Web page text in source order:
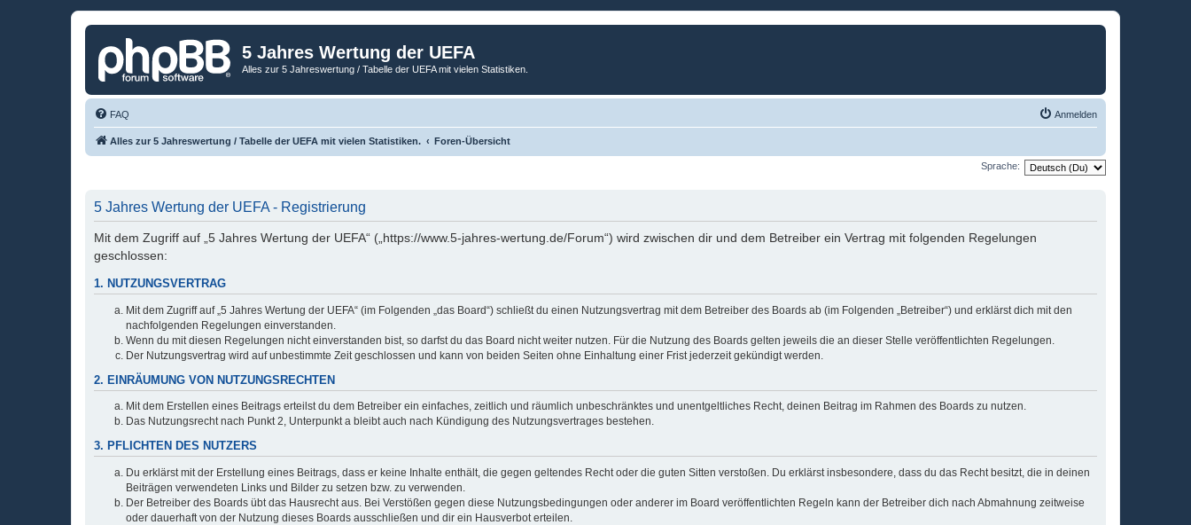
5 Jahres Wertung der UEFA
Alles zur 5 Jahreswertung / Tabelle der UEFA mit vielen Statistiken.
FAQ Anmelden
Alles zur 5 Jahreswertung / Tabelle der UEFA mit vielen Statistiken. Foren-Übersicht
Sprache:
5 Jahres Wertung der UEFA - Registrierung
Mit dem Zugriff auf „5 Jahres Wertung der UEFA“ („https://www.5-jahres-wertung.de/Forum“) wird zwischen dir und dem Betreiber ein Vertrag mit folgenden Regelungen
geschlossen:
1. NUTZUNGSVERTRAG
Mit dem Zugriff auf „5 Jahres Wertung der UEFA“ (im Folgenden „das Board“) schließt du einen Nutzungsvertrag mit dem Betreiber des Boards ab (im Folgenden „Betreiber“) und erklärst dich mit den
nachfolgenden Regelungen einverstanden.
Wenn du mit diesen Regelungen nicht einverstanden bist, so darfst du das Board nicht weiter nutzen. Für die Nutzung des Boards gelten jeweils die an dieser Stelle veröffentlichten Regelungen.
Der Nutzungsvertrag wird auf unbestimmte Zeit geschlossen und kann von beiden Seiten ohne Einhaltung einer Frist jederzeit gekündigt werden.
2. EINRÄUMUNG VON NUTZUNGSRECHTEN
Mit dem Erstellen eines Beitrags erteilst du dem Betreiber ein einfaches, zeitlich und räumlich unbeschränktes und unentgeltliches Recht, deinen Beitrag im Rahmen des Boards zu nutzen.
Das Nutzungsrecht nach Punkt 2, Unterpunkt a bleibt auch nach Kündigung des Nutzungsvertrages bestehen.
3. PFLICHTEN DES NUTZERS
Du erklärst mit der Erstellung eines Beitrags, dass er keine Inhalte enthält, die gegen geltendes Recht oder die guten Sitten verstoßen. Du erklärst insbesondere, dass du das Recht besitzt, die in deinen
Beiträgen verwendeten Links und Bilder zu setzen bzw. zu verwenden.
Der Betreiber des Boards übt das Hausrecht aus. Bei Verstößen gegen diese Nutzungsbedingungen oder anderer im Board veröffentlichten Regeln kann der Betreiber dich nach Abmahnung zeitweise
oder dauerhaft von der Nutzung dieses Boards ausschließen und dir ein Hausverbot erteilen.